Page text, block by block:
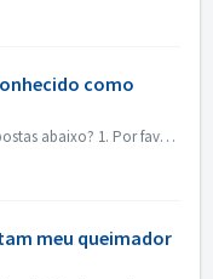
como
Você poderia, por favor, tentar as propostas abaixo? 1. Por favor, verifique se há um novo driver para seu queimador e firmware. Por favor, atualize se hou...
meu queimador